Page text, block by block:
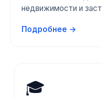
недвижимости и
Подробнее →
🎓